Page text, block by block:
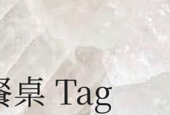
桌 Tag